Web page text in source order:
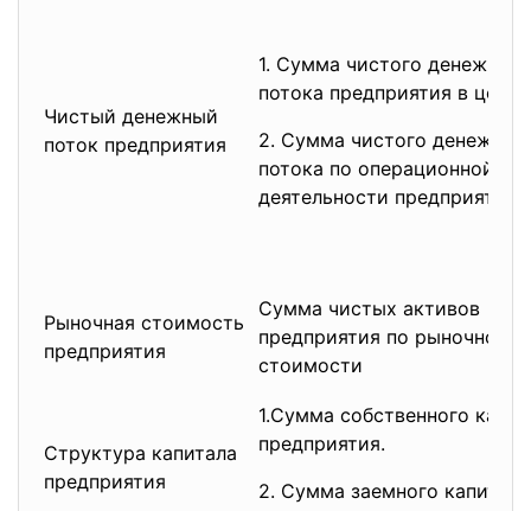
Чистый денежный
поток предприятия
1. Сумма чистого
потока предприятия в
2. Сумма чистого
потока по операционной
деятельности предприятия.
Рыночная стоимость
предприятия
Сумма чистых активов
предприятия по рыночной
стоимости
Структура капитала
предприятия
1.Сумма собственного
предприятия.
2. Сумма заемного